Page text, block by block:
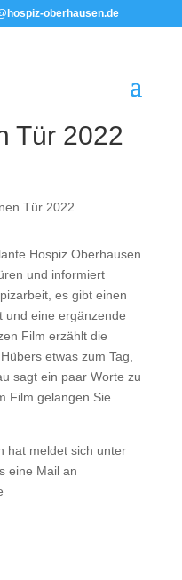
oberhausen.de
Tür 2022
Hospiz Oberhausen
und informiert
es gibt einen
und eine ergänzende
Film erzählt die
etwas zum Tag,
sagt ein paar Worte zu
Film gelangen Sie
hat meldet sich unter
eine Mail an